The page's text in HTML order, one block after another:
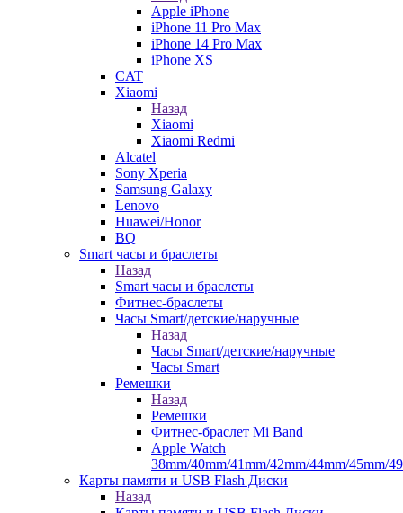
Apple iPhone
iPhone 11 Pro Max
iPhone 14 Pro Max
iPhone XS
CAT
Xiaomi
Назад
Xiaomi
Xiaomi Redmi
Alcatel
Sony Xperia
Samsung Galaxy
Lenovo
Huawei/Honor
BQ
Smart часы и браслеты
Назад
Smart часы и браслеты
Фитнес-браслеты
Часы Smart/детские/наручные
Назад
Часы Smart/детские/наручные
Часы Smart
Ремешки
Назад
Ремешки
Фитнес-браслет Mi Band
Apple Watch
38mm/40mm/41mm/42mm/44mm/45mm/
Карты памяти и USB Flash Диски
Назад